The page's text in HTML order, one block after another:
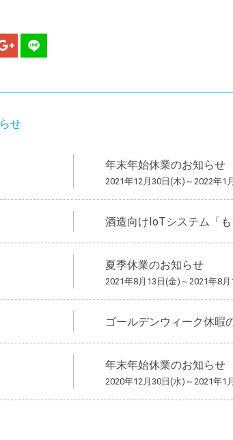
せ
年末年始休業のお知らせ
2021年12月30日(木)～2022年1
酒造向けIoTシステム「
夏季休業のお知らせ
2021年8月13日(金)～2021年8月
ゴールデンウィーク休暇
年末年始休業のお知らせ
2020年12月30日(水)～2021年1